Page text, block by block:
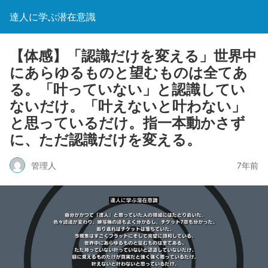
達人に学ぶ潜在意識
【体感】「認識だけを変える」世界中
にあらゆるものと望むものは全てあ
る。「叶っていない」と認識してい
ないだけ。「叶えないと叶わない」
と思っているだけ。指一本動かさず
に、ただ認識だけを変える。
管理人 7年前